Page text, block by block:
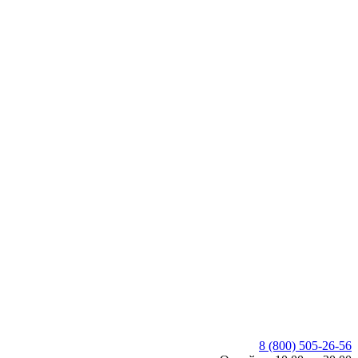
8 (800) 505-26-56